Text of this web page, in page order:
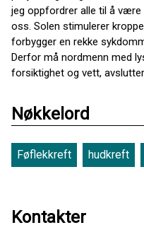
jeg oppfordrer alle til å
oss. Solen stimulerer
forbygger en rekke
Derfor må nordmenn med
forsiktighet og vett,
Nøkkelord
Føflekkreft hudkreft
Kontakter